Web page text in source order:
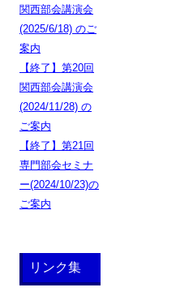
関西部会講演会
(2025/6/18) のご
案内
【終了】第20回
関西部会講演会
(2024/11/28) の
ご案内
【終了】第21回
専門部会セミナ
ー(2024/10/23)の
ご案内
リンク集